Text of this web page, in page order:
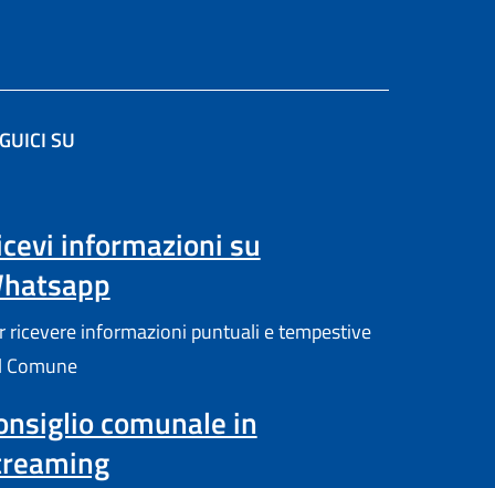
SU
informazioni su
ricevere informazioni puntuali e tempestive
Comune
comunale in